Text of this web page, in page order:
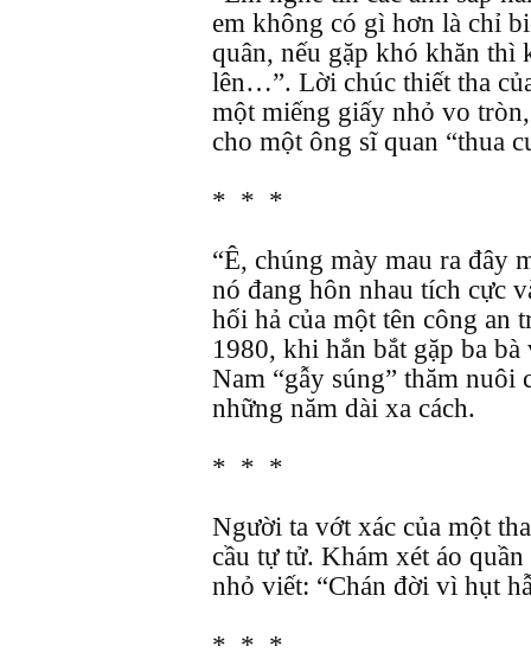
em không có gì hơn là chỉ
quân, nếu gặp khó khăn thì
lên…”. Lời chúc thiết tha
một miếng giấy nhỏ vo
cho một ông sĩ quan “thua
* * *
“Ê, chúng mày mau ra đây
nó đang hôn nhau tích cực
hối hả của một tên công an
1980, khi hắn bắt gặp ba
Nam “gẫy súng” thăm nuôi
những năm dài xa cách.
* * *
Người ta vớt xác của một
cầu tự tử. Khám xét áo
nhỏ viết: “Chán đời vì hụt
* * *